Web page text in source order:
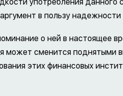
в пользу надежности
о ней в настоящее
может сменится поднятыми
этих финансовых